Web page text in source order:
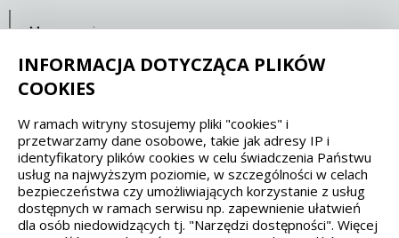
Mapa serwisu
Ochrona danych osobowych
Spełniamy standardy dostępności oraz W3C
WCAG 2.1 SECTION 508 EAA/EN 301549
IS 5568
INFORMACJA DOTYCZĄCA PLIKÓW
COOKIES
W ramach witryny stosujemy pliki "cookies" i
przetwarzamy dane osobowe, takie jak adresy IP i
identyfikatory plików cookies w celu świadczenia Państwu
usług na najwyższym poziomie, w szczególności w celach
bezpieczeństwa czy umożliwiających korzystanie z usług
dostępnych w ramach serwisu np. zapewnienie ułatwień
dla osób niedowidzących tj. "Narzędzi dostępności". Więcej